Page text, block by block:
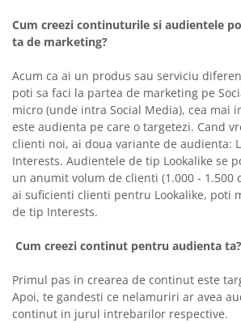
Cum creezi continuturile si audientele
ta de marketing?
Acum ca ai un produs sau serviciu
poti sa faci la partea de marketing pe
micro (unde intra Social Media), cea mai
este audienta pe care o targetezi. Cand
clienti noi, ai doua variante de audienta:
Interests. Audientele de tip Lookalike se
un anumit volum de clienti (1.000 - 1.500
ai suficienti clienti pentru Lookalike, poti
de tip Interests.
Cum creezi continut pentru audienta ta?
Primul pas in crearea de continut este
Apoi, te gandesti ce nelamuriri ar avea
continut in jurul intrebarilor respective.